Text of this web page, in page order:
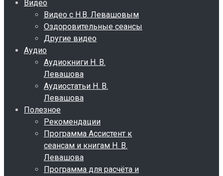
Видео
Видео с Н.В. Левашовым
Оздоровительные сеансы
Другие видео
Аудио
Аудиокниги Н. В.
Левашова
Аудиостатьи Н. В.
Левашова
Полезное
Рекомендации
Программа Ассистент к
сеансам и книгам Н. В.
Левашова
Программа для расчёта и